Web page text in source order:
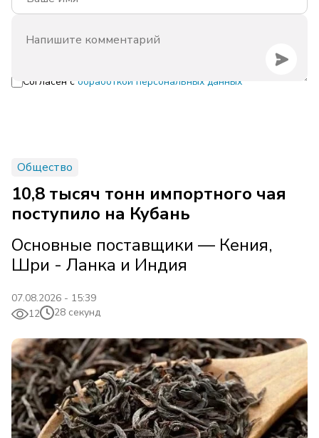
Согласен с обработкой персональных данных
Общество
10,8 тысяч тонн импортного чая
поступило на Кубань
Основные поставщики — Кения,
Шри - Ланка и Индия
07.08.2026 - 15:39
12
28 секунд